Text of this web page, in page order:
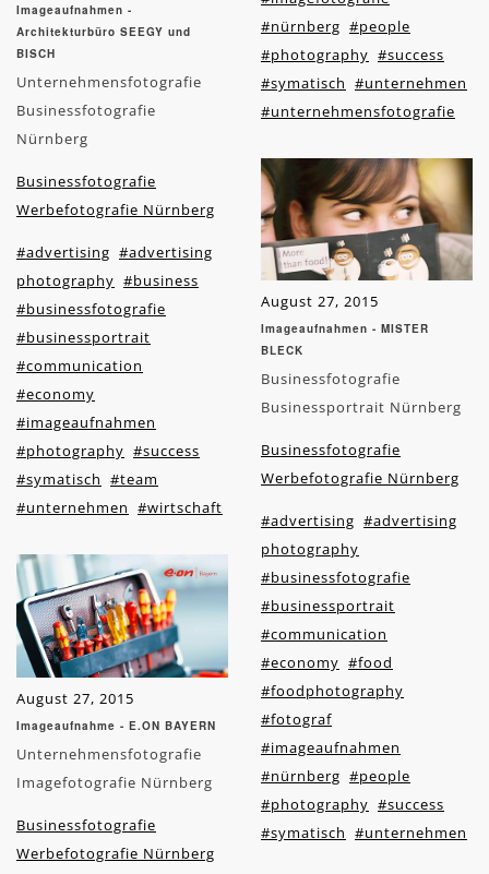
Imageaufnahmen -
Architekturbüro SEEGY und
BISCH
Unternehmensfotografie
Businessfotografie
Nürnberg
Businessfotografie
Werbefotografie Nürnberg
#advertising #advertising
photography #business
#businessfotografie
#businessportrait
#communication
#economy
#imageaufnahmen
#photography #success
#symatisch #team
#unternehmen #wirtschaft
August 27, 2015
Imageaufnahme - E.ON BAYERN
Unternehmensfotografie
Imagefotografie Nürnberg
Businessfotografie
Werbefotografie Nürnberg
#nürnberg #people
#photography #success
#symatisch #unternehmen
#unternehmensfotografie
August 27, 2015
Imageaufnahmen - MISTER
BLECK
Businessfotografie
Businessportrait Nürnberg
Businessfotografie
Werbefotografie Nürnberg
#advertising #advertising
photography
#businessfotografie
#businessportrait
#communication
#economy #food
#foodphotography
#fotograf
#imageaufnahmen
#nürnberg #people
#photography #success
#symatisch #unternehmen